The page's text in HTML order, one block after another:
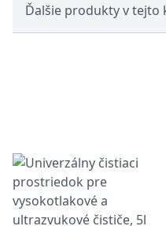
Ďalšie produkty v tejto